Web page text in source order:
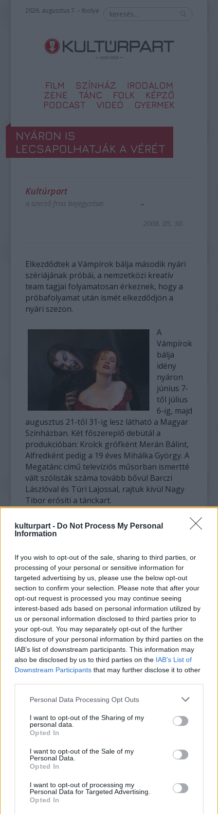
kulturpart - Do Not Process My Personal
Information
If you wish to opt-out of the sale, sharing to third parties, or
processing of your personal or sensitive information for
targeted advertising by us, please use the below opt-out
section to confirm your selection. Please note that after your
opt-out request is processed you may continue seeing
interest-based ads based on personal information utilized by
us or personal information disclosed to third parties prior to
your opt-out. You may separately opt-out of the further
disclosure of your personal information by third parties on the
IAB’s list of downstream participants. This information may
also be disclosed by us to third parties on the IAB’s List of
Downstream Participants that may further disclose it to other
Please note that this website/app uses one or more Google
not limited to your visit or usage behaviour. You may click to
grant or deny consent to Google and its third-party tags to
use your data for below specified purposes in below Google
consent section.
Personal Data Processing Opt Outs
I want to opt-out of the Sharing of my
personal data.
Opted In
I want to opt-out of the Sale of my
Personal Data.
Opted In
I want to opt-out of processing my
Personal Data for Targeted Advertising.
Opted In
2026. augusztus 7. – Ibolya
FILM SZÍNHÁZ
IRODALOM
ZENE
TÁNC FOLK
KÉPZŐ
PODCAST
VIDEÓ GYERMEK
NYÁRON IS
LECSAPOLHATJÁK A VÉRÉT
Kultúrpart
a szerző friss bejegyzései
2008. 05. 30.
Elkezdődtek a Vámpírok bálja második nyári
szériájának próbái, a nemzetközi kreatív
team tagjai folyamatosan érkeznek, hogy a
próbafolyamat után ismét elkezdődjön a
nyári szezon.
A
Vámpírok
bálja
idény
nyáron
június 7-
től július
6-ig, majd
augusztus 21-től 31-ig lesz látható a Magyar
Színházban. Két főszereplő debütál a
produkcióban: Krolck grófként Merán Bálint,
Alfredként pedig a 19 éves Mihálka György. A
Megatánc című televíziós műsorban ismertté
vált szólisták száma tovább bővül Barczi
Lászlóval és Túri Lajossal, rajtuk kívül Nagy
Tibor erősíti a tánckart.
A nyári előadásokra nagy a nemzetközi
érdeklődés, zenés színházi újságírók mellett
Budapestre: az első előadásra várják Michael
Reed, a darab vokál- és hangbetéteinek
hangszerelőjét. A társulat a bemutató után
vámpír jelmezben egyenesen a Nemzeti
Színházba indul, hogy a Magyar Televízió
által sugárzott Örökös Tagság Gála
fináléjaként előadjon két részletet a
musicalből.
A tavaly CD készült a Vámpírok báljából, idén
videoklip a Teljes a sötét című dalra. Ennek
Forrás:fidelio.hu
Színház Musical